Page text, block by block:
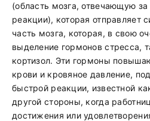
(область мозга, отвечающую
реакции), которая отправляет
часть мозга, которая, в свою
выделение гормонов стресса,
кортизол. Эти гормоны
крови и кровяное давление,
быстрой реакции, известной
другой стороны, когда
достижения или